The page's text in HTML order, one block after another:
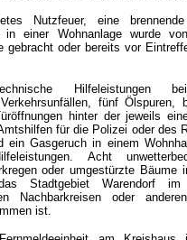
Nutzfeuer, eine
in einer Wohnanlage wurde
gebracht oder bereits vor
Hilfeleistungen
fünf Ölspuren,
hinter der jeweils
für die Polizei oder des
ein Gasgeruch in einem
Acht
oder umgestürzte Bäume
Stadtgebiet Warendorf im
Nachbarkreisen oder
ist.